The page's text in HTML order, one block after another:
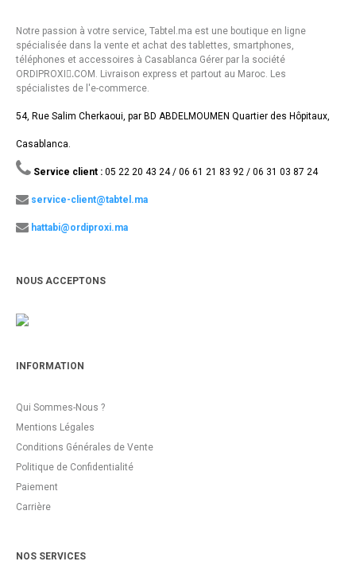
Notre passion à votre service, Tabtel.ma est une boutique en ligne
spécialisée dans la vente et achat des tablettes, smartphones,
téléphones et accessoires à Casablanca Gérer par la société
ORDIPROXI.ِCOM. Livraison express et partout au Maroc. Les
spécialistes de l'e-commerce.
54, Rue Salim Cherkaoui, par BD ABDELMOUMEN Quartier des Hôpitaux,
Casablanca.
Service client : 05 22 20 43 24 / 06 61 21 83 92 / 06 31 03 87 24
service-client@tabtel.ma
hattabi@ordiproxi.ma
NOUS ACCEPTONS
INFORMATION
Qui Sommes-Nous ?
Mentions Légales
Conditions Générales de Vente
Politique de Confidentialité
Paiement
Carrière
NOS SERVICES